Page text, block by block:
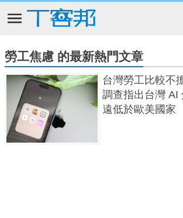
勞工焦慮 的最新熱門文章
台灣勞工比較不
調查指出台灣 AI
遠低於歐美國家